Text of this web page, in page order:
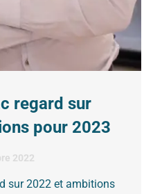
regard sur
pour 2023
2022
sur 2022 et ambitions